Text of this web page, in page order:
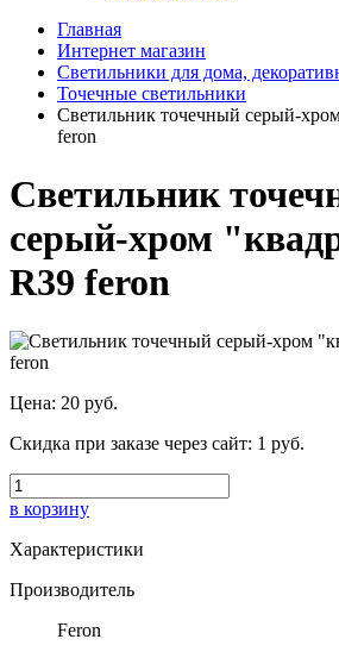
Главная
Интернет магазин
Светильники для дома,
Точечные светильники
Светильник точечный серый-
feron
Светильник
серый-хром
R39 feron
Цена: 20 руб.
Скидка при заказе через сайт: 1 руб.
в корзину
Характеристики
Производитель
Feron